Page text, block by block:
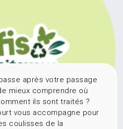
après votre passage
mieux comprendre où
ils sont traités ?
vous accompagne pour
coulisses de la